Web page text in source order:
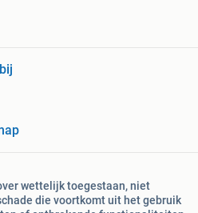
wettelijk toegestaan, niet
die voortkomt uit het gebruik